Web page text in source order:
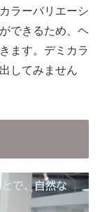
ラーバリエーシ
できるため、ヘ
ます。デミカラ
してみません